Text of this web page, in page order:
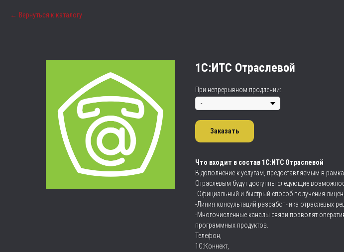
Вернуться к каталогу
1С:ИТС Отраслевой
При непрерывном продлении:
Заказать
Что входит в состав 1С:ИТС Отраслевой
В дополнение к услугам, предоставляемым в
Отраслевым будут доступны следующие
-Официальный и быстрый способ получения
-Линия консультаций разработчика отраслевых
-Многочисленные каналы связи позволят
программных продуктов.
Телефон,
1C:Коннект,